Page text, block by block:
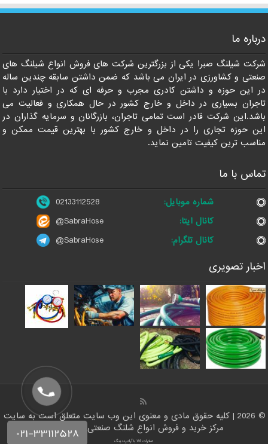
درباره ما
شرکت شیلنگ صبرا یکی از بزرگترین شرکت های فروش انواع شیلنگ های
صنعتی و کشاورزی در ایران می باشد که ضمن داشتن سابقه چندین ساله
در این حوزه و داشتن کادری مجرب و حرفه ای که در اختیار دارد با
تاجران بسیاری در داخل و خارج کشور در حال همکاری و فعالیت می
باشد.این شرکت قادر است تمامی تاجران، بازرگانان و سرمایه گذاران در
این حوزه تجاری را در داخل و خارج کشور با بهترین قیمت ممکن و
مناسب ترین کیفیت تامین نماید.
تماس با ما
شماره موبایل:
02133112528
کانال ایتا:
@SabraHose
کانال تلگرام:
@SabraHose
اخبار تصویری
© 2026 | کلیه حقوق مادی و معنوی این وب سایت متعلق است به سایت
مرکز خرید و فروش انواع شلنگ صنعتی | شلنگ من
صادرات کالا با آرادبرندینگ